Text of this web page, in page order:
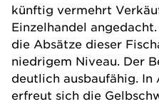
künftig vermehrt
Einzelhandel
die Absätze dieser
niedrigem Niveau. Der
deutlich ausbaufähig. In
erfreut sich die